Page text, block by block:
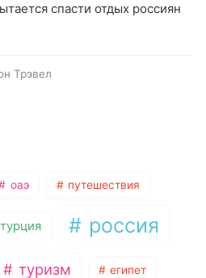
спасти отдых россиян
Трэвел
оаэ путешествия
турция россия
туризм египет